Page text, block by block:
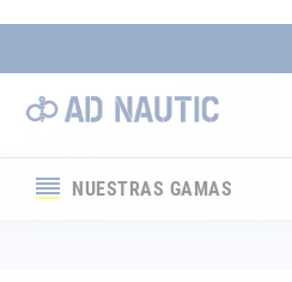
NUESTRAS GAMAS